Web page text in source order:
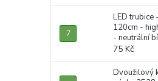
LED trubice
120cm -
- neutrální
75 Kč
Dvoužilový